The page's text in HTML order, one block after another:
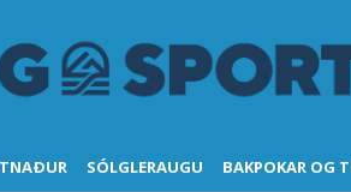
SÓLGLERAUGU BAKPOKAR OG